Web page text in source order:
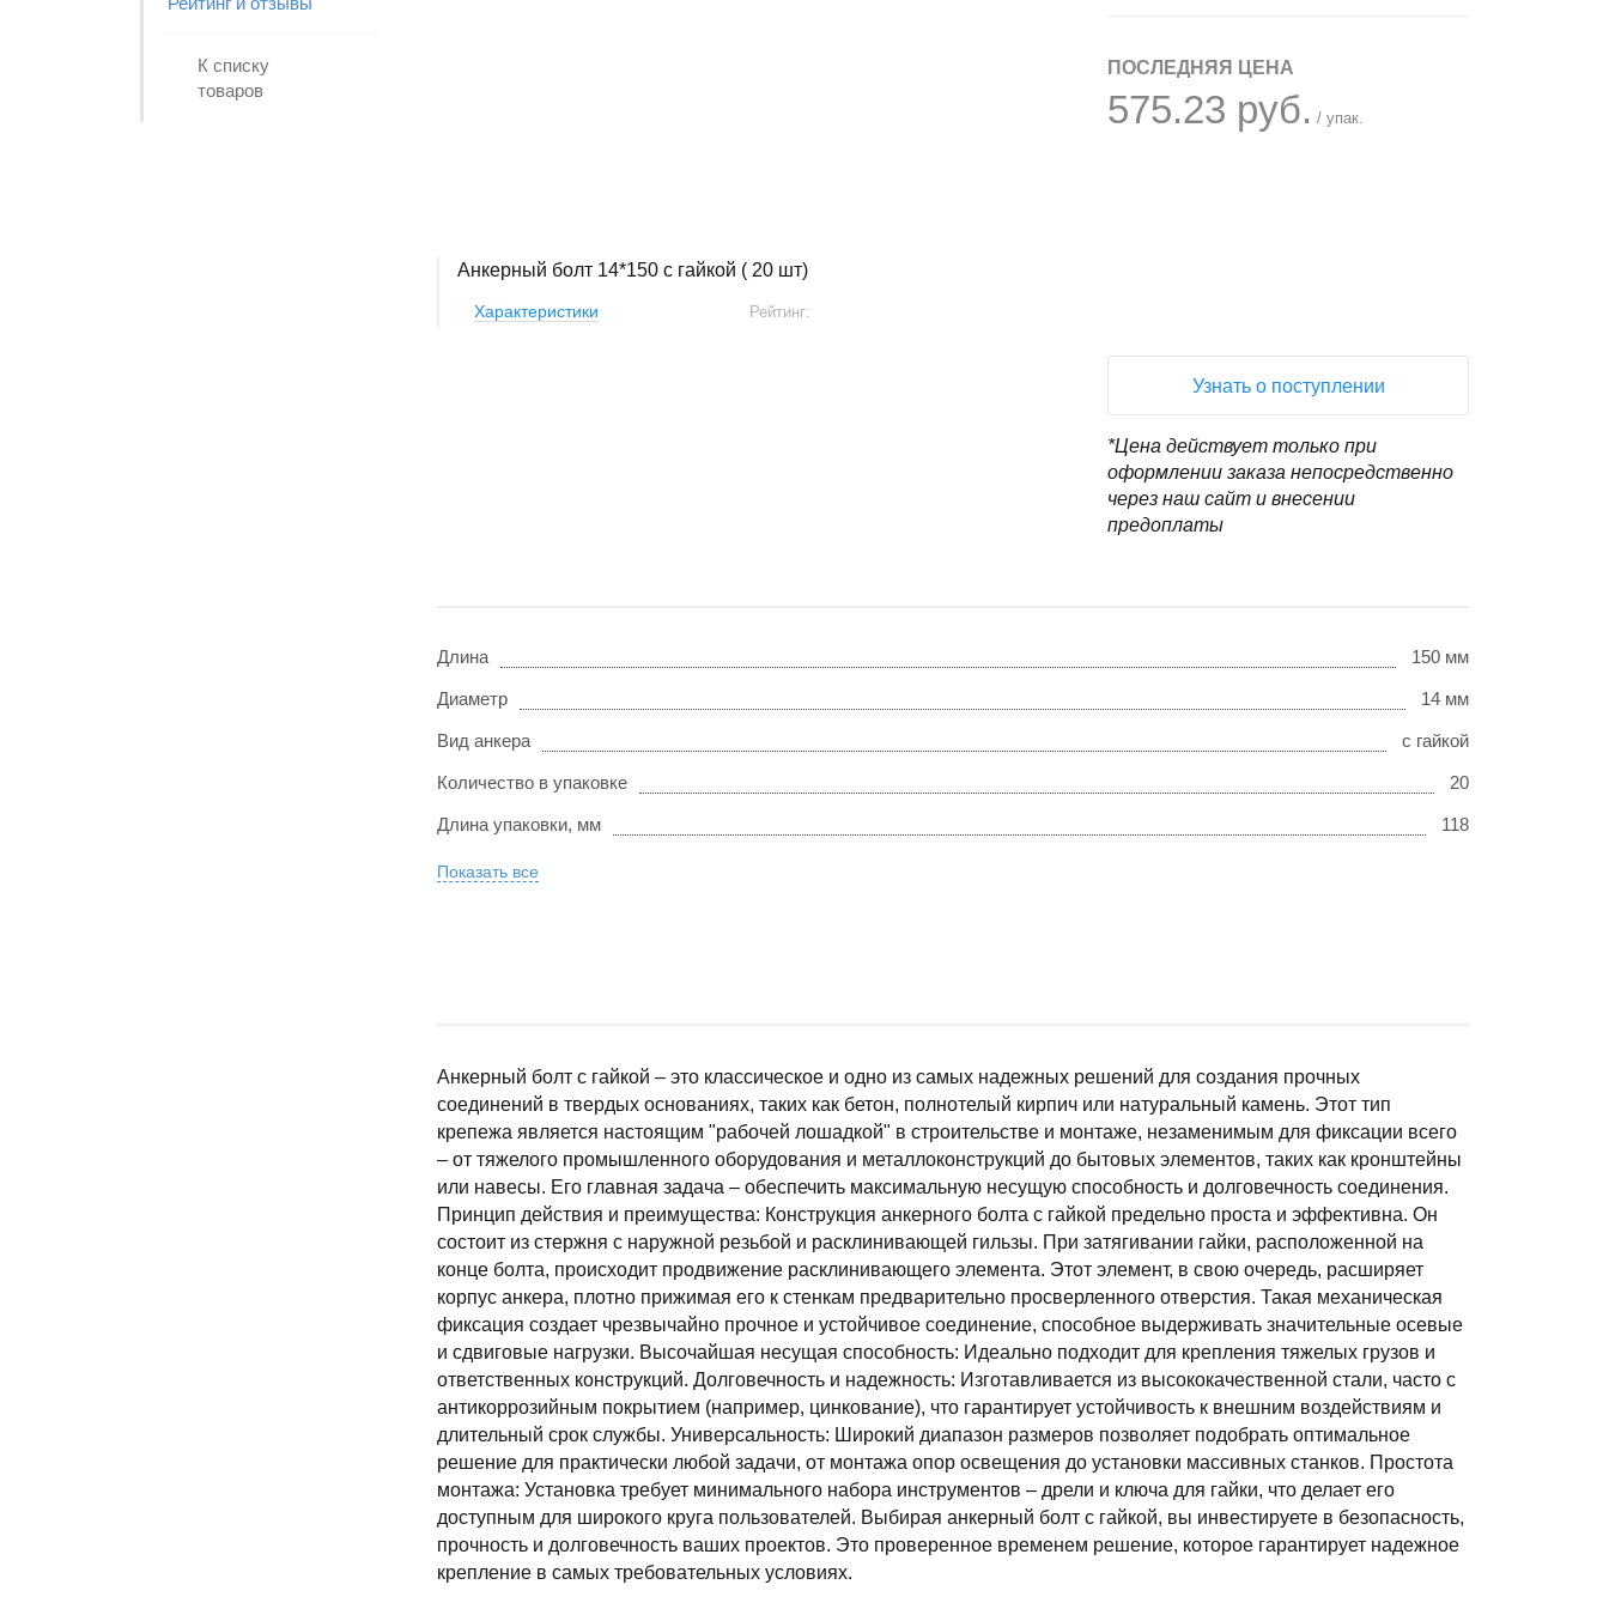
К списку
товаров
Анкерный болт 14*150 с гайкой ( 20 шт)
Характеристики Рейтинг:
ПОСЛЕДНЯЯ ЦЕНА
575.23 руб. / упак.
Узнать о поступлении
*Цена действует только при
оформлении заказа непосредственно
через наш сайт и внесении
предоплаты
Длина 150 мм
Диаметр 14 мм
Вид анкера с гайкой
Количество в упаковке 20
Длина упаковки, мм 118
Показать все
Анкерный болт с гайкой – это классическое и одно из самых надежных решений для создания прочных
соединений в твердых основаниях, таких как бетон, полнотелый кирпич или натуральный камень. Этот тип
крепежа является настоящим "рабочей лошадкой" в строительстве и монтаже, незаменимым для фиксации всего
– от тяжелого промышленного оборудования и металлоконструкций до бытовых элементов, таких как кронштейны
или навесы. Его главная задача – обеспечить максимальную несущую способность и долговечность соединения.
Принцип действия и преимущества: Конструкция анкерного болта с гайкой предельно проста и эффективна. Он
состоит из стержня с наружной резьбой и расклинивающей гильзы. При затягивании гайки, расположенной на
конце болта, происходит продвижение расклинивающего элемента. Этот элемент, в свою очередь, расширяет
корпус анкера, плотно прижимая его к стенкам предварительно просверленного отверстия. Такая механическая
фиксация создает чрезвычайно прочное и устойчивое соединение, способное выдерживать значительные осевые
и сдвиговые нагрузки. Высочайшая несущая способность: Идеально подходит для крепления тяжелых грузов и
ответственных конструкций. Долговечность и надежность: Изготавливается из высококачественной стали, часто с
антикоррозийным покрытием (например, цинкование), что гарантирует устойчивость к внешним воздействиям и
длительный срок службы. Универсальность: Широкий диапазон размеров позволяет подобрать оптимальное
решение для практически любой задачи, от монтажа опор освещения до установки массивных станков. Простота
монтажа: Установка требует минимального набора инструментов – дрели и ключа для гайки, что делает его
доступным для широкого круга пользователей. Выбирая анкерный болт с гайкой, вы инвестируете в безопасность,
прочность и долговечность ваших проектов. Это проверенное временем решение, которое гарантирует надежное
крепление в самых требовательных условиях.